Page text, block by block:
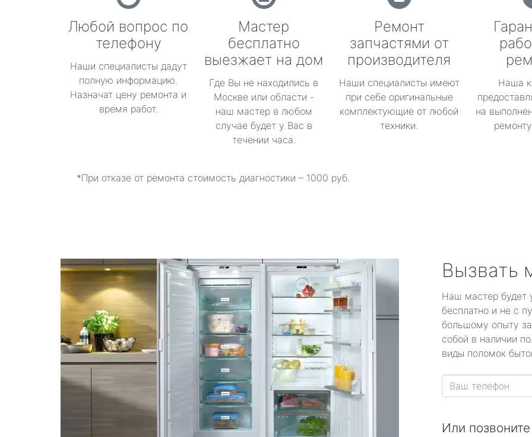
Любой вопрос по
телефону
Наши специалисты дадут
полную информацию.
Назначат цену ремонта и
время работ.
Мастер
бесплатно
выезжает на дом
Где Вы не находились в
Москве или области -
наш мастер в любом
случае будет у Вас в
течении часа.
Ремонт
запчастями от
производителя
Наши специалисты имеют
при себе оригинальные
комплектующие от любой
техники.
Наша
на
*При отказе от ремонта стоимость диагностики – 1000 руб.
Вызвать
Наш мастер будет
бесплатно и не с
большому опыту
собой в наличии
виды поломок
Или